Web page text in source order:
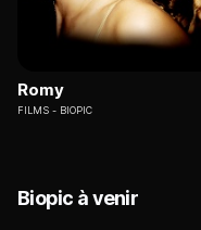
Romy
FILMS BIOPIC
Biopic à venir